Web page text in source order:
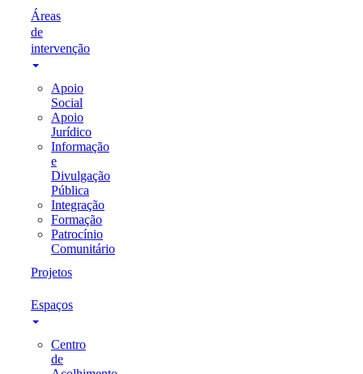
Áreas
de
intervenção
Apoio
Social
Apoio
Jurídico
Informação
e
Divulgação
Pública
Integração
Formação
Patrocínio
Comunitário
Projetos
Espaços
Centro
de